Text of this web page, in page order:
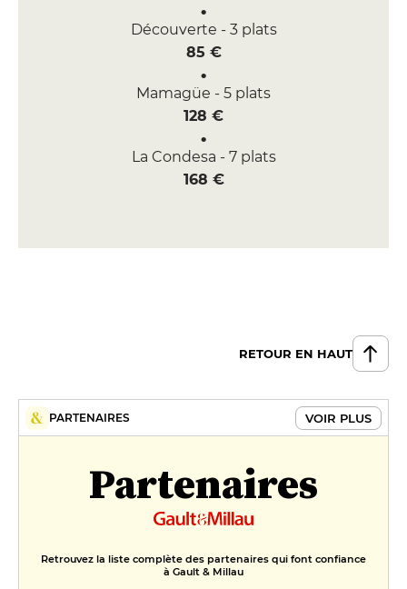
Découverte - 3 plats
85 €
Mamagüe - 5 plats
128 €
La Condesa - 7 plats
168 €
RETOUR EN HAUT
PARTENAIRES VOIR PLUS
Partenaires
Retrouvez la liste complète des partenaires qui font confiance
à Gault & Millau